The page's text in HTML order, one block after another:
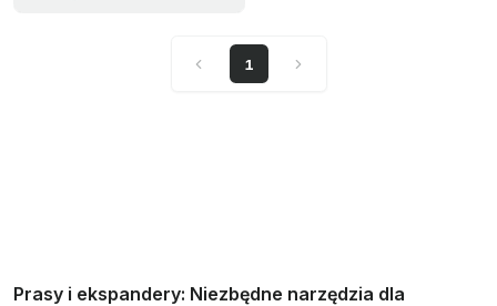
1
Prasy i ekspandery: Niezbędne narzędzia dla